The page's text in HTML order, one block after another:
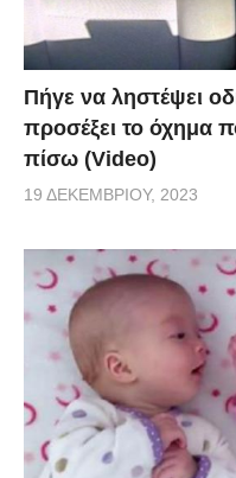
Πήγε να ληστέψει
προσέξει το όχημα
πίσω (Video)
19 ΔΕΚΕΜΒΡΊΟΥ, 2023